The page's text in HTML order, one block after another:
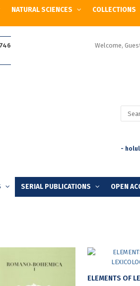
NATURAL SCIENCES COLLECTIONS
Welcome,
Search
for:
-
SERIAL PUBLICATIONS OPEN